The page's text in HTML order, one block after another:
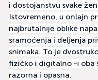
i dostojanstvu svake
Istovremeno, u onlajn
najbrutalnije oblike
sramoćenja i deljenja
snimaka. To je
fizičko i digitalno -i oba
razorna i opasna.